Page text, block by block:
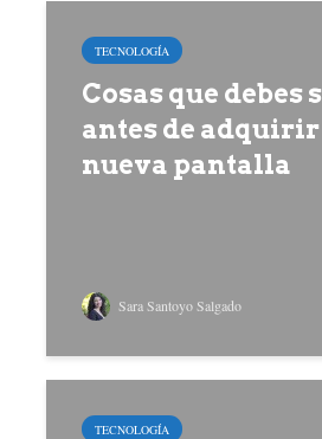
TECNOLOGÍA
Cosas que debes
antes de
nueva pantalla
Sara Santoyo Salgado
TECNOLOGÍA